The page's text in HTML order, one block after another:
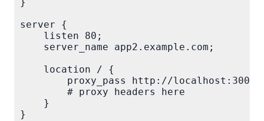
server {
listen 80;
server_name app2.example.com;
location / {
proxy_pass http://localhost:3002;
# proxy headers here
}
}